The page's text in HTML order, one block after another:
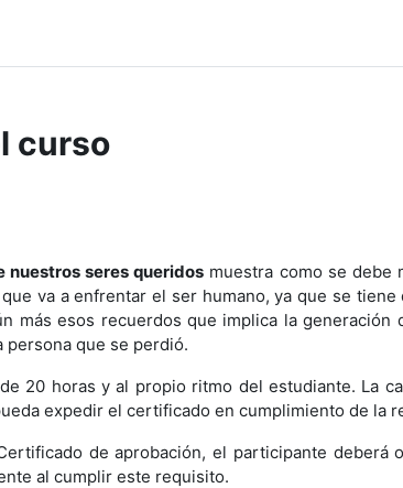
curso
nuestros seres queridos muestra como se debe
va a enfrentar el ser humano, ya que se
más esos recuerdos que implica la
persona que se perdió.
20 horas y al propio ritmo del estudiante. La
expedir el certificado en cumplimiento de la
de aprobación, el participante deberá
al cumplir este requisito.